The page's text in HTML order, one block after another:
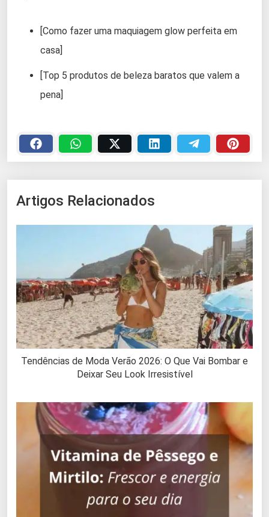
[Como fazer uma maquiagem glow perfeita em
casa]
[Top 5 produtos de beleza baratos que valem a
pena]
Artigos Relacionados
Tendências de Moda Verão 2026: O Que Vai Bombar e
Deixar Seu Look Irresistível